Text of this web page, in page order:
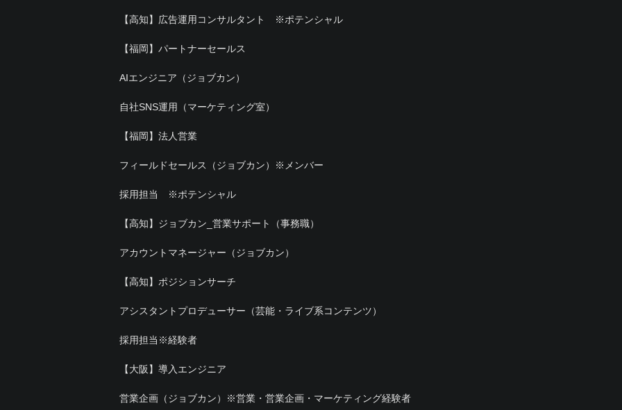
【高知】広告運用コンサルタント ※ポテンシャル
【福岡】パートナーセールス
AIエンジニア（ジョブカン）
自社SNS運用（マーケティング室）
【福岡】法人営業
フィールドセールス（ジョブカン）※メンバー
採用担当 ※ポテンシャル
【高知】ジョブカン_営業サポート（事務職）
アカウントマネージャー（ジョブカン）
【高知】ポジションサーチ
アシスタントプロデューサー（芸能・ライブ系コンテンツ）
採用担当※経験者
【大阪】導入エンジニア
営業企画（ジョブカン）※営業・営業企画・マーケティング経験者